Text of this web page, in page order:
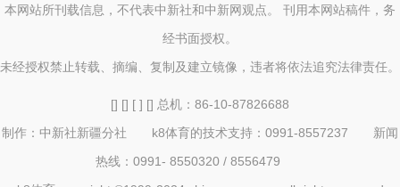
本网站所刊载信息，不代表中新社和中新网观点。 刊用本网站稿件，务
经书面授权。
未经授权禁止转载、摘编、复制及建立镜像，违者将依法追究法律责任。
[] [] [ ] [] 总机：86-10-87826688
制作：中新社新疆分社 k8体育的技术支持：0991-8557237 新闻
热线：0991- 8550320 / 8556479